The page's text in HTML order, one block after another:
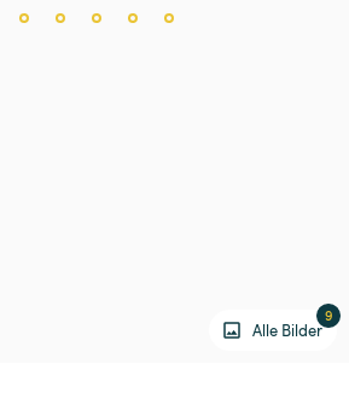
Alle Bilder
9